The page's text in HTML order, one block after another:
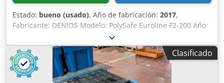
Estado: bueno (usado), Año de fabricación: 2017,
Fabricante: DENIOS Modelo: PolySafe Euroline F2-200 Año
de fabricación: 2017 Capacidad de carga: 760 kg
Capacidad de carga con configuración en estantería: 620
kg Volumen de retención: 220 l Dodpfeyx Sl Ajx An Ueck
Volumen de retención total: 240 l Material: PE-HD
Homologación: Z-40.22-538 Cantidad: 4 unidades
Clasificado